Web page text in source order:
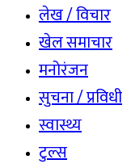
लेख / विचार
खेल समाचार
मनोरंजन
सुचना / प्रविधी
स्वास्थ्य
टुल्स